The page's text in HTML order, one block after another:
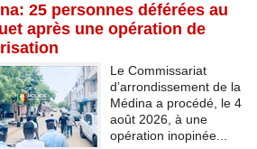
25 personnes déférées au
après une opération de
Le Commissariat
d’arrondissement de la
Médina a procédé, le 4
août 2026, à une
opération inopinée...